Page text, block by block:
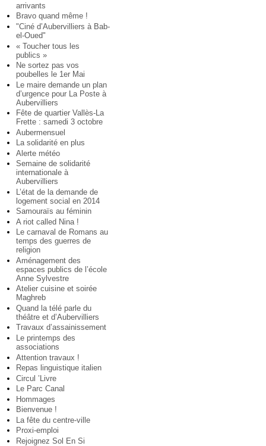
arrivants
Bravo quand même !
"Ciné d’Aubervilliers à Bab-
el-Oued"
« Toucher tous les
publics »
Ne sortez pas vos
poubelles le 1er Mai
Le maire demande un plan
d’urgence pour La Poste à
Aubervilliers
Fête de quartier Vallès-La
Frette : samedi 3 octobre
Aubermensuel
La solidarité en plus
Alerte météo
Semaine de solidarité
internationale à
Aubervilliers
L’état de la demande de
logement social en 2014
Samouraïs au féminin
A riot called Nina !
Le carnaval de Romans au
temps des guerres de
religion
Aménagement des
espaces publics de l’école
Anne Sylvestre
Atelier cuisine et soirée
Maghreb
Quand la télé parle du
théâtre et d’Aubervilliers
Travaux d’assainissement
Le printemps des
associations
Attention travaux !
Repas linguistique italien
Circul ’Livre
Le Parc Canal
Hommages
Bienvenue !
La fête du centre-ville
Proxi-emploi
Rejoignez Sol En Si